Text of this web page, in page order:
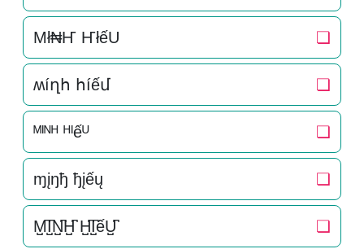
Mł₦Ҥ ҤłếU ❏
ʍíղհ հíếմ ❏
ᴹᴵᴺᴴ ᴴᴵếᵁ ❏
ɱįŋђ ђįếų ❏
M̺͆I̺͆N̺͆H̺͆ H̺͆I̺͆ếU̺͆ ❏